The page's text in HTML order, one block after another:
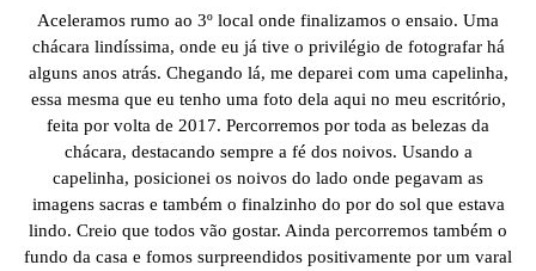
Aceleramos rumo ao 3º local onde finalizamos o ensaio. Uma
chácara lindíssima, onde eu já tive o privilégio de fotografar há
alguns anos atrás. Chegando lá, me deparei com uma capelinha,
essa mesma que eu tenho uma foto dela aqui no meu escritório,
feita por volta de 2017. Percorremos por toda as belezas da
chácara, destacando sempre a fé dos noivos. Usando a
capelinha, posicionei os noivos do lado onde pegavam as
imagens sacras e também o finalzinho do por do sol que estava
lindo. Creio que todos vão gostar. Ainda percorremos também o
fundo da casa e fomos surpreendidos positivamente por um varal